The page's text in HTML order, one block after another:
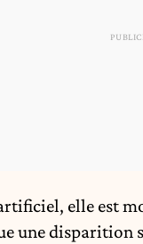
elle est
une